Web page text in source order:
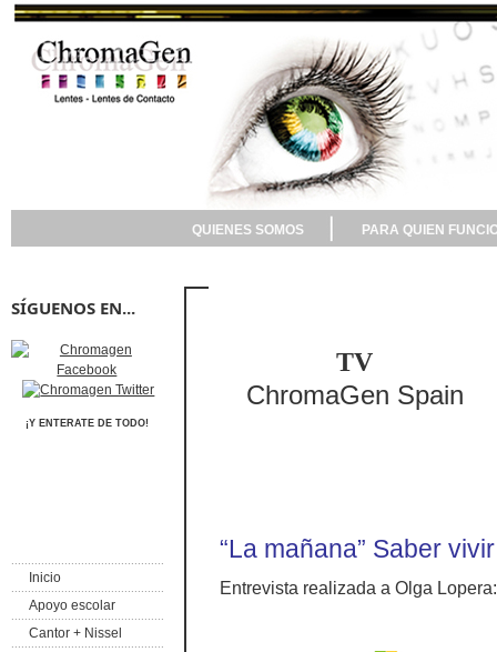
QUIENES SOMOS PARA QUIEN
TV
ChromaGen Spain
“La mañana” Saber
Entrevista realizada a Olga
SÍGUENOS EN...
¡Y ENTERATE DE TODO!
Inicio
Apoyo escolar
Cantor + Nissel